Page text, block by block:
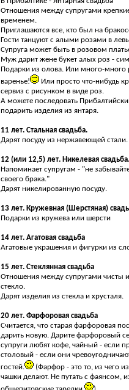
Отношения между супругами
временем.
Приглашаются все, кто был на
Гости танцуют с алыми розами в
Супруга может быть в розовом
Муж дарит жене букет алых роз -
Подарки из олова. Или много-много
варенье!
Или просто что-нибудь
сервиз с рисунком в виде роз.
А можете последовать
подарить изделия из янтаря.
11 лет. Стальная свадьба.
Дарят посуду из нержавеющей стали.
12 (или 12,5) лет. Никелевая свадьба.
Напоминает супругам - "не
своего брака."
Дарят никелированную посуду.
13 лет. Кружевная (Шерстяная)
Подарки из кружева или шерсти
14 лет. Агатовая свадьба
Агатовые украшения и фигурки из
15 лет. Стеклянная свадьба
Отношения между супругами чисты
стекло.
Дарят изделия из стекла и хрусталя.
20 лет. Фарфоровая свадьба
Считается, что старая фарфоровая
дарить новую. Дарите фарфоровый
супруги любят кофе, чайный - если
столовый - если они
гостей.
(Фарфор - это то, из чего
чашки делают. Не путать с фаянсом,